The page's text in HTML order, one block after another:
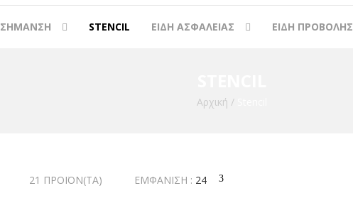
ΣΉΜΑΝΣΗ STENCIL ΕΙΔΗ ΑΣΦΑΛΕΙΑΣ ΕΙΔΗ ΠΡΟΒΟΛΗΣ
Αρχική /
21 ΠΡΟΪΌΝ(ΤΑ) ΕΜΦΆΝΙΣΗ : 24